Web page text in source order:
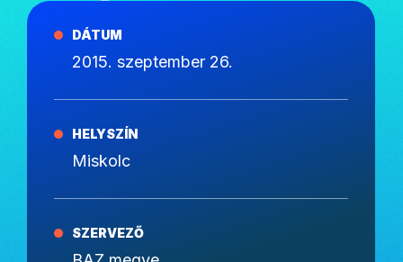
DÁTUM
2015. szeptember 26.
HELYSZÍN
Miskolc
SZERVEZŐ